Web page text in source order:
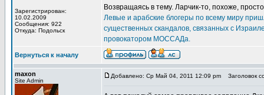
Зарегистрирован:
10.02.2009
Сообщения: 922
Откуда: Подольск
Возвращаясь в тему. Ларчик-то, похоже,
Левые и арабские блогеры по всему миру
существенных скандалов, связанных с
провокатором МОССАДа.
Вернуться к началу
maxon
Site Admin
Добавлено: Ср Май 04, 2011 12:09 pm Заголовок